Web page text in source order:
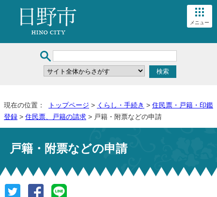
メニュー
現在の位置： トップページ > くらし・手続き > 住民票・戸籍・印鑑
登録 > 住民票、戸籍の請求 > 戸籍・附票などの申請
戸籍・附票などの申請